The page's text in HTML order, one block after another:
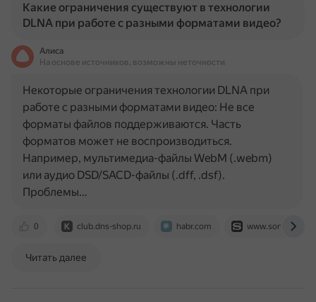
Какие ограничения существуют в технологии
DLNA при работе с разными форматами видео?
Алиса
На основе источников, возможны неточности
0 club.dns-shop.ru habr.com www.sony.com
Некоторые ограничения технологии DLNA при
работе с разными форматами видео: Не все
форматы файлов поддерживаются. Часть
форматов может не воспроизводиться.
Например, мультимедиа-файлы WebM (.webm)
или аудио DSD/SACD-файлы (.dff, .dsf).
Проблемы…
Читать далее